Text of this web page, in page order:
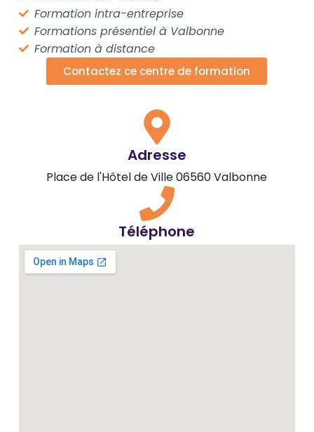
Formation intra-entreprise
Formations présentiel à Valbonne
Formation à distance
Contactez ce centre de formation
Adresse
Place de l'Hôtel de Ville 06560 Valbonne
Téléphone